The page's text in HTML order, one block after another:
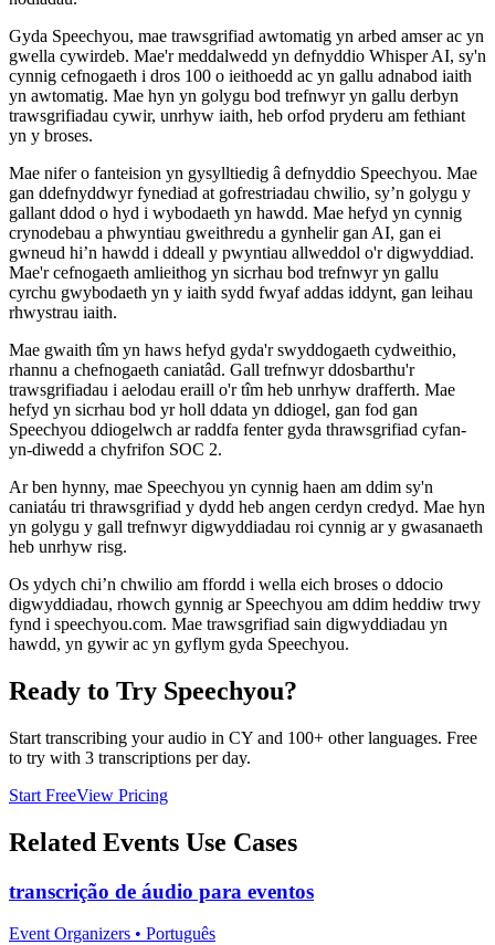
Gyda Speechyou, mae trawsgrifiad awtomatig yn arbed amser ac yn
gwella cywirdeb. Mae'r meddalwedd yn defnyddio Whisper AI, sy'n
cynnig cefnogaeth i dros 100 o ieithoedd ac yn gallu adnabod iaith
yn awtomatig. Mae hyn yn golygu bod trefnwyr yn gallu derbyn
trawsgrifiadau cywir, unrhyw iaith, heb orfod pryderu am fethiant
yn y broses.
Mae nifer o fanteision yn gysylltiedig â defnyddio Speechyou. Mae
gan ddefnyddwyr fynediad at gofrestriadau chwilio, sy’n golygu y
gallant ddod o hyd i wybodaeth yn hawdd. Mae hefyd yn cynnig
crynodebau a phwyntiau gweithredu a gynhelir gan AI, gan ei
gwneud hi’n hawdd i ddeall y pwyntiau allweddol o'r digwyddiad.
Mae'r cefnogaeth amlieithog yn sicrhau bod trefnwyr yn gallu
cyrchu gwybodaeth yn y iaith sydd fwyaf addas iddynt, gan leihau
rhwystrau iaith.
Mae gwaith tîm yn haws hefyd gyda'r swyddogaeth cydweithio,
rhannu a chefnogaeth caniatâd. Gall trefnwyr ddosbarthu'r
trawsgrifiadau i aelodau eraill o'r tîm heb unrhyw drafferth. Mae
hefyd yn sicrhau bod yr holl ddata yn ddiogel, gan fod gan
Speechyou ddiogelwch ar raddfa fenter gyda thrawsgrifiad cyfan-
yn-diwedd a chyfrifon SOC 2.
Ar ben hynny, mae Speechyou yn cynnig haen am ddim sy'n
caniatáu tri thrawsgrifiad y dydd heb angen cerdyn credyd. Mae hyn
yn golygu y gall trefnwyr digwyddiadau roi cynnig ar y gwasanaeth
heb unrhyw risg.
Os ydych chi’n chwilio am ffordd i wella eich broses o ddocio
digwyddiadau, rhowch gynnig ar Speechyou am ddim heddiw trwy
fynd i speechyou.com. Mae trawsgrifiad sain digwyddiadau yn
hawdd, yn gywir ac yn gyflym gyda Speechyou.
Ready to Try Speechyou?
Start transcribing your audio in CY and 100+ other languages. Free
to try with 3 transcriptions per day.
Start FreeView Pricing
Related Events Use Cases
transcrição de áudio para eventos
Event Organizers • Português